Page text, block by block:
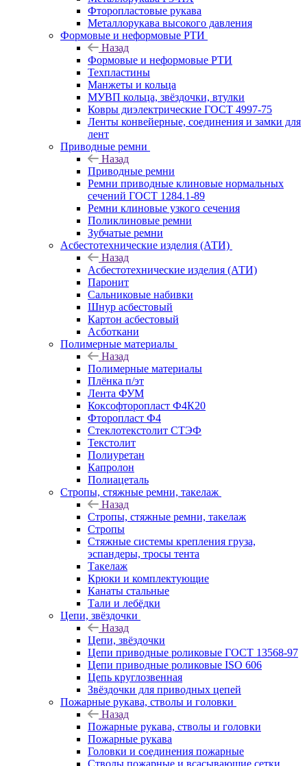
Фторопластовые рукава
Металлорукава высокого давления
Формовые и неформовые РТИ
Назад
Формовые и неформовые РТИ
Техпластины
Манжеты и кольца
МУВП кольца, звёздочки, втулки
Ковры диэлектрические ГОСТ 4997-75
Ленты конвейерные, соединения и замки для
лент
Приводные ремни
Назад
Приводные ремни
Ремни приводные клиновые нормальных
сечений ГОСТ 1284.1-89
Ремни клиновые узкого сечения
Поликлиновые ремни
Зубчатые ремни
Асбестотехнические изделия (АТИ)
Назад
Асбестотехнические изделия (АТИ)
Паронит
Сальниковые набивки
Шнур асбестовый
Картон асбестовый
Асботкани
Полимерные материалы
Назад
Полимерные материалы
Плёнка п/эт
Лента ФУМ
Коксофторопласт Ф4К20
Фторопласт Ф4
Стеклотекстолит СТЭФ
Текстолит
Полиуретан
Капролон
Полиацеталь
Стропы, стяжные ремни, такелаж
Назад
Стропы, стяжные ремни, такелаж
Стропы
Стяжные системы крепления груза,
эспандеры, тросы тента
Такелаж
Крюки и комплектующие
Канаты стальные
Тали и лебёдки
Цепи, звёздочки
Назад
Цепи, звёздочки
Цепи приводные роликовые ГОСТ 13568-97
Цепи приводные роликовые ISO 606
Цепь круглозвенная
Звёздочки для приводных цепей
Пожарные рукава, стволы и головки
Назад
Пожарные рукава, стволы и головки
Пожарные рукава
Головки и соединения пожарные
Стволы пожарные и всасывающие сетки